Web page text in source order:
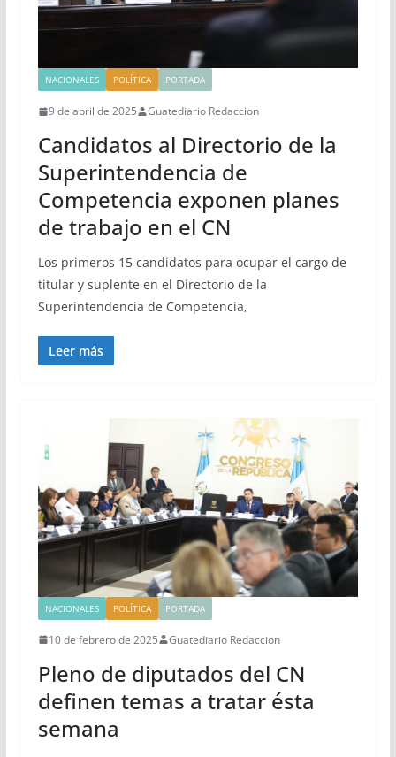
NACIONALES POLÍTICA PORTADA
9 de abril de 2025 Guatediario Redaccion
Candidatos al Directorio de la
Superintendencia de
Competencia exponen planes
de trabajo en el CN
Los primeros 15 candidatos para ocupar el cargo de
titular y suplente en el Directorio de la
Superintendencia de Competencia,
Leer más
NACIONALES POLÍTICA PORTADA
10 de febrero de 2025 Guatediario Redaccion
Pleno de diputados del CN
definen temas a tratar ésta
semana